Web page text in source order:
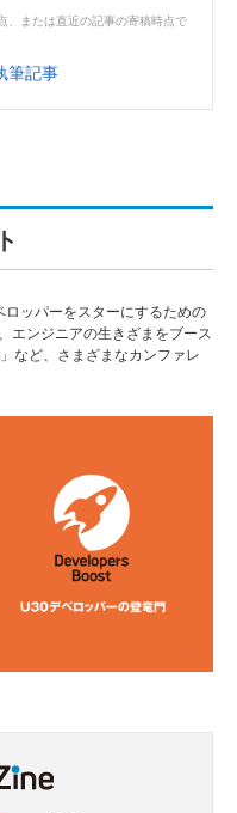
、または直近の記事の寄稿時点で
筆記事
ッパーをスターにするための
エンジニアの生きざまをブース
など、さまざまなカンファレ